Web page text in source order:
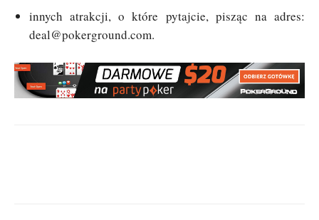
innych atrakcji, o które pytajcie, pisząc na adres:
deal@pokerground.com.